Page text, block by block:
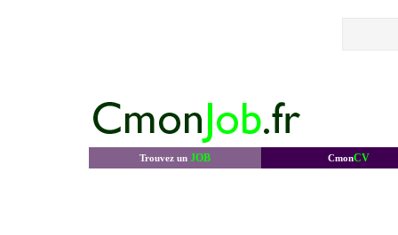
Trouvez un JOB CmonCV